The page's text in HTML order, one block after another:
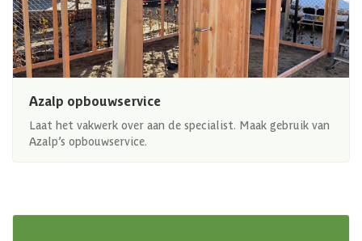
Azalp opbouwservice
Laat het vakwerk over aan de specialist. Maak gebruik van
Azalp’s opbouwservice.